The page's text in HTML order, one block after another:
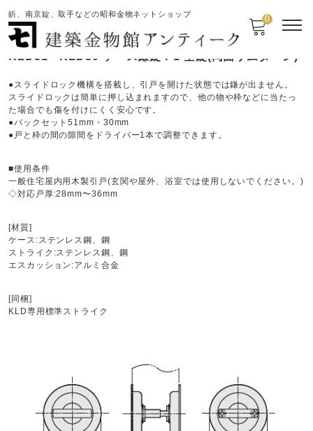
鋲、南京錠、取手などの昭和金物ネットショップ 0
KLD51・KLD30 ケース鎌錠 P1 空錠(両面サムターン)
●スライドロック機構を搭載し、引戸を開けた状態では鎌が出ません。
スライドロックは簡単に押し込まれますので、他の物や枠などに当たっ
た場合でも傷を付けにくく安心です。
●バックセット51mm・30mm
●戸と枠の間の隙間をドライバー1本で調整できます。
■使用条件
一般住宅屋内用木製引戸(玄関や屋外、浴室では使用しないでください。)
◇対応戸厚:28mm〜36mm
[材質]
ケース:ステンレス鋼、鋼
ストライク:ステンレス鋼、鋼
エスカッション:アルミ合金
[同梱]
KLD専用標準ストライク